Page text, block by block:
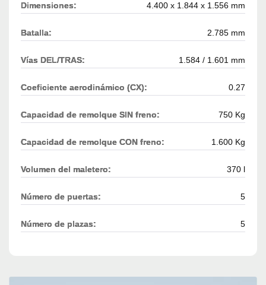
Dimensiones: 4.400 x 1.844 x 1.556 mm
Batalla: 2.785 mm
Vías DEL/TRAS: 1.584 / 1.601 mm
Coeficiente aerodinámico (CX): 0.27
Capacidad de remolque SIN freno: 750 Kg
Capacidad de remolque CON freno: 1.600 Kg
Volumen del maletero: 370 l
Número de puertas: 5
Número de plazas: 5